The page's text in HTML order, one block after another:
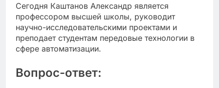
Сегодня Каштанов Александр является
профессором высшей школы, руководит
научно-исследовательскими проектами и
преподает студентам передовые технологии в
сфере автоматизации.
Вопрос-ответ: